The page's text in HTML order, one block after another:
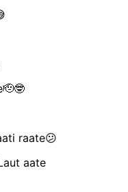
raate😕
aate